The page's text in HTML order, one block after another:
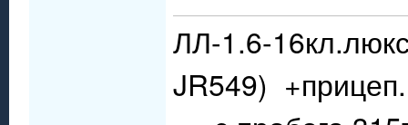
ЛЛ-1.6-
JR549) +прицеп.